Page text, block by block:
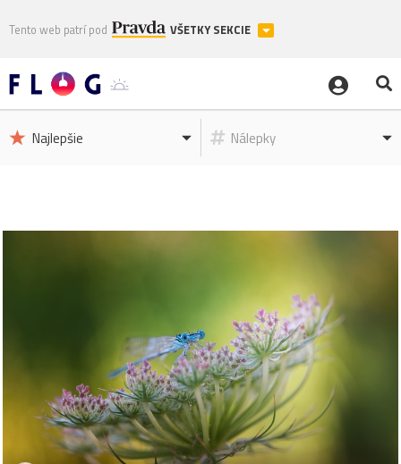
Tento web patrí pod VŠETKY SEKCIE
Najlepšie Nálepky